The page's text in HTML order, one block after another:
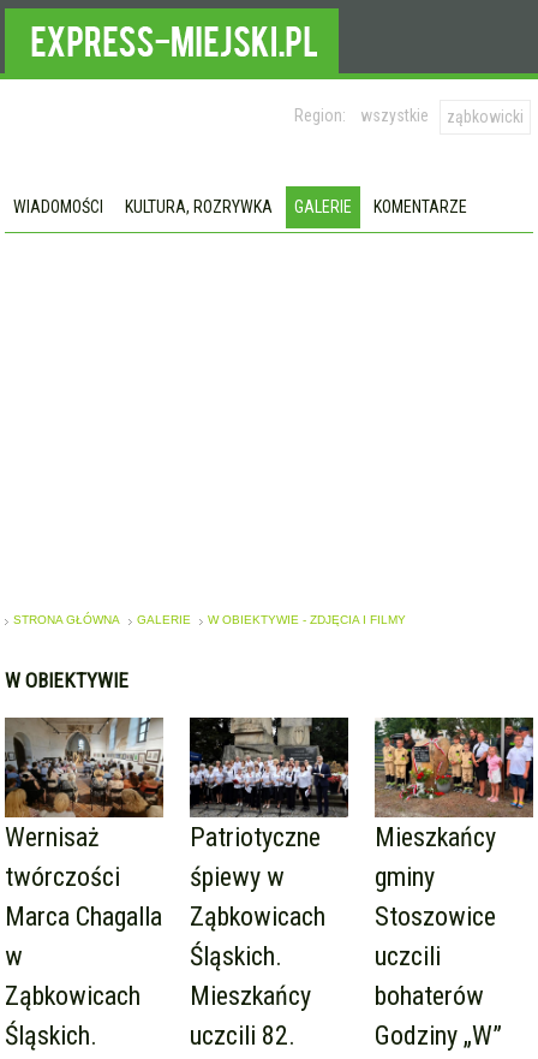
Region: wszystkie ząbkowicki
WIADOMOŚCI KULTURA, ROZRYWKA GALERIE KOMENTARZE
STRONA GŁÓWNA GALERIE W OBIEKTYWIE - ZDJĘCIA I FILMY
W OBIEKTYWIE
Wernisaż
twórczości
Marca Chagalla
w
Ząbkowicach
Śląskich.
Patriotyczne
śpiewy w
Ząbkowicach
Śląskich.
Mieszkańcy
uczcili 82.
Mieszkańcy
gminy
Stoszowice
uczcili
bohaterów
Godziny „W”